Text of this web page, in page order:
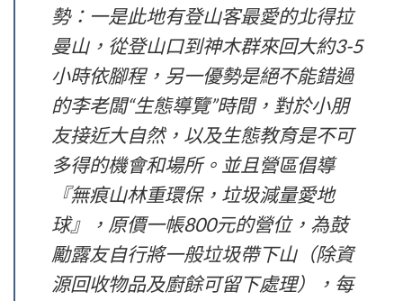
勢：一是此地有登山客最愛的北得拉
曼山，從登山口到神木群來回大約3-5
小時依腳程，另一優勢是絕不能錯過
的李老闆“生態導覽”時間，對於小朋
友接近大自然，以及生態教育是不可
多得的機會和場所。並且營區倡導
『無痕山林重環保，垃圾減量愛地
球』，原價一帳800元的營位，為鼓
勵露友自行將一般垃圾帶下山（除資
源回收物品及廚餘可留下處理），每